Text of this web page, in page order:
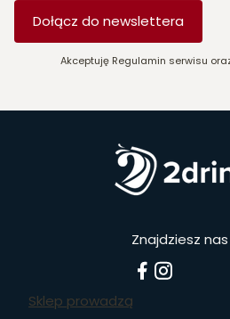
Dołącz do newslettera
Akceptuję Regulamin serwisu
Znajdziesz
Sklep prowadzą